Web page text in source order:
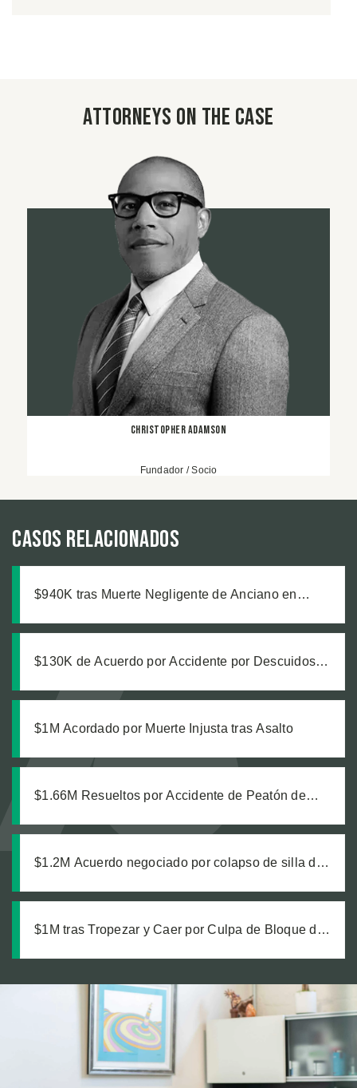
Attorneys on the case
Christopher Adamson
Fundador / Socio
Casos relacionados
$940K tras Muerte Negligente de Anciano en
$130K de Acuerdo por Accidente por Descuidos
$1M Acordado por Muerte Injusta tras Asalto
$1.66M Resueltos por Accidente de Peatón de
$1.2M Acuerdo negociado por colapso de silla de
$1M tras Tropezar y Caer por Culpa de Bloque de